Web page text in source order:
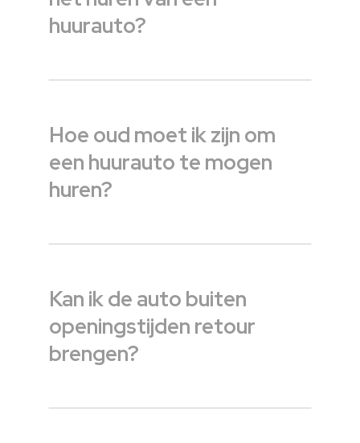
huurauto?
Hoe oud moet ik zijn om
een huurauto te mogen
huren?
Kan ik de auto buiten
openingstijden retour
brengen?